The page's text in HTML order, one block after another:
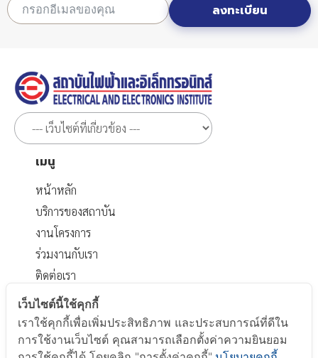
ลงทะเบียน
เมนู
หน้าหลัก
บริการของสถาบัน
งานโครงการ
ร่วมงานกับเรา
ติดต่อเรา
เอกสารที่เกี่ยวข้อง
นโยบายส่วนบุคคล
นโยบาย Cookie
เว็บไซต์นี้ใช้คุกกี้
เราใช้คุกกี้เพื่อเพิ่มประสิทธิภาพ และประสบการณ์ที่ดีใน
การใช้งานเว็บไซต์ คุณสามารถเลือกตั้งค่าความยินยอม